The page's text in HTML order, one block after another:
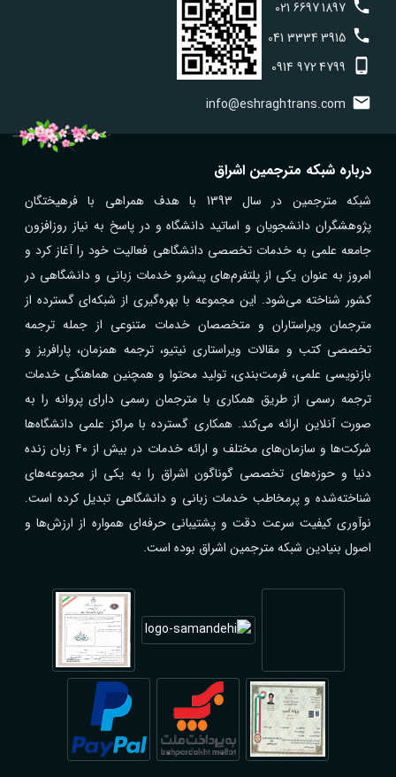
021 66971897
041 33343915
0914 9724799
info@eshraghtrans.com
درباره شبکه مترجمین اشراق
شبکه مترجمین در سال 1393 با هدف همراهی با فرهیختگان
پژوهشگران دانشجویان و اساتید دانشگاه و در پاسخ به نیاز روزافزون
جامعه علمی به خدمات تخصصی دانشگاهی فعالیت خود را آغاز کرد و
امروز به عنوان یکی از پلتفرم‌های پیشرو خدمات زبانی و دانشگاهی در
کشور شناخته می‌شود. این مجموعه با بهره‌گیری از شبکه‌ای گسترده از
مترجمان ویراستاران و متخصصان خدمات متنوعی از جمله ترجمه
تخصصی کتب و مقالات ویراستاری نیتیو، ترجمه همزمان، پارافریز و
بازنویسی علمی، فرمت‌بندی، تولید محتوا و همچنین هماهنگی خدمات
ترجمه رسمی از طریق همکاری با مترجمان رسمی دارای پروانه را به
صورت آنلاین ارائه می‌کند. همکاری گسترده با مراکز علمی دانشگاه‌ها
شرکت‌ها و سازمان‌های مختلف و ارائه خدمات در بیش از ۴۰ زبان زنده
دنیا و حوزه‌های تخصصی گوناگون اشراق را به یکی از مجموعه‌های
شناخته‌شده و پرمخاطب خدمات زبانی و دانشگاهی تبدیل کرده است.
نوآوری کیفیت سرعت دقت و پشتیبانی حرفه‌ای همواره از ارزش‌ها و
اصول بنیادین شبکه مترجمین اشراق بوده است.